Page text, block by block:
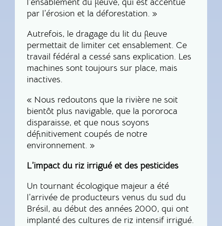
par l’érosion et la déforestation. »
Autrefois, le dragage du lit du fleuve
permettait de limiter cet ensablement. Ce
travail fédéral a cessé sans explication. Les
machines sont toujours sur place, mais
inactives.
« Nous redoutons que la rivière ne soit
bientôt plus navigable, que la pororoca
disparaisse, et que nous soyons
définitivement coupés de notre
environnement. »
L’impact du riz irrigué et des pesticides
Un tournant écologique majeur a été
l’arrivée de producteurs venus du sud du
Brésil, au début des années 2000, qui ont
implanté des cultures de riz intensif irrigué.